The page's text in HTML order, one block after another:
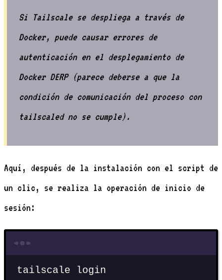
Si Tailscale se despliega a través de
Docker, puede causar errores de
autenticación en el desplegamiento de
Docker DERP (parece deberse a que la
condición de comunicación del proceso con
tailscaled no se cumple).
Aquí, después de la instalación con el script de
un clic, se realiza la operación de inicio de
sesión:
tailscale login